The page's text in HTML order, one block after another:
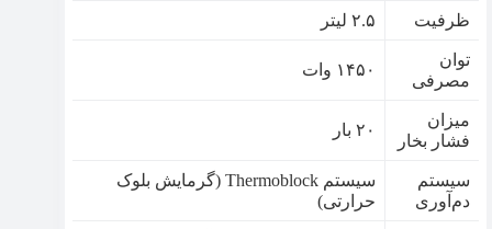
ظرفیت ۲.۵ لیتر
توان
مصرفی
۱۴۵۰ وات
میزان
فشار بخار
۲۰ بار
سیستم
دم‌آوری
سیستم Thermoblock (گرمایش بلوک
حرارتی)